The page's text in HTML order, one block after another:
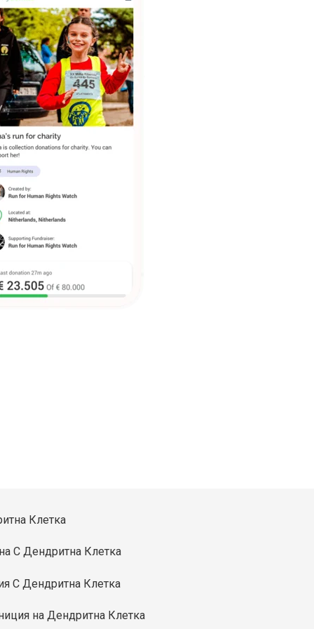
Клетка
С Дендритна Клетка
С Дендритна Клетка
на Дендритна Клетка